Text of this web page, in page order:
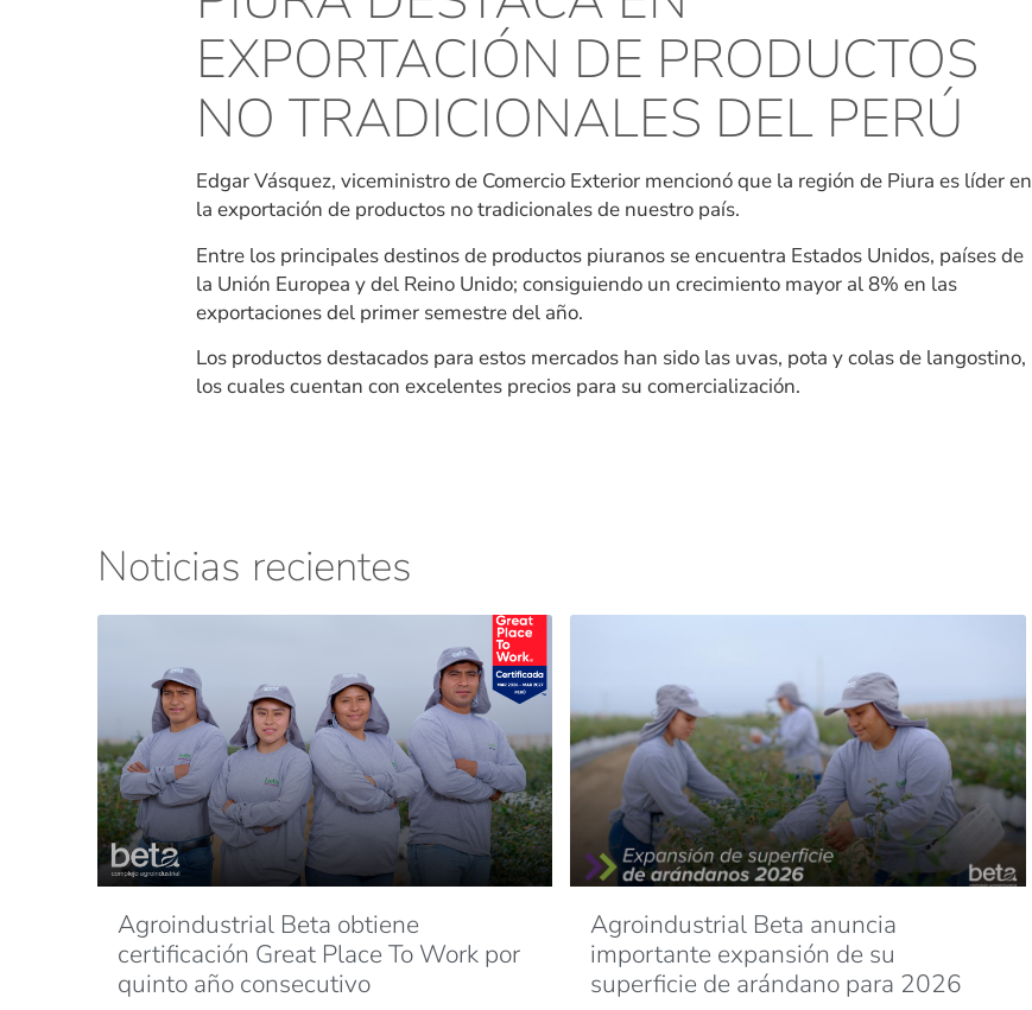
EXPORTACIÓN DE PRODUCTOS
NO TRADICIONALES DEL PERÚ
Edgar Vásquez, viceministro de Comercio Exterior mencionó que la región de Piura es líder en
la exportación de productos no tradicionales de nuestro país.
Entre los principales destinos de productos piuranos se encuentra Estados Unidos, países de
la Unión Europea y del Reino Unido; consiguiendo un crecimiento mayor al 8% en las
exportaciones del primer semestre del año.
Los productos destacados para estos mercados han sido las uvas, pota y colas de langostino,
los cuales cuentan con excelentes precios para su comercialización.
Noticias recientes
Agroindustrial Beta obtiene
certificación Great Place To Work por
quinto año consecutivo
Agroindustrial Beta anuncia
importante expansión de su
superficie de arándano para 2026